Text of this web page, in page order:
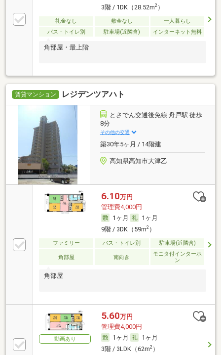
3階 / 1DK（28.52m2）
礼金なし 敷金なし
一人暮らし
バス・トイレ別
駐車場(近隣含) インターネット無料
角部屋・最上階
賃貸マンション レジデンツアハト
とさでん交通後免線 舟戸駅 徒歩
8分
その他の交通
築30年5ヶ月 / 14階建
高知県高知市大津乙
6.10万円
管理費4,000円
1ヶ月
1ヶ月
9階 / 3DK（59m2）
ファミリー バス・トイレ別 駐車場(近隣含)
角部屋 南向き
モニタ付インターホ
ン
角部屋
動画あり
5.60万円
管理費4,000円
1ヶ月
1ヶ月
3階 / 3LDK（62m2）